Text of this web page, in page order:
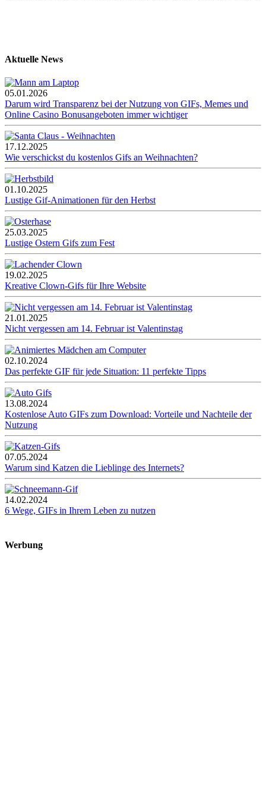
Aktuelle News
05.01.2026
Darum wird Transparenz bei der Nutzung von GIFs, Memes und
Online Casino Bonusangeboten immer wichtiger
17.12.2025
Wie verschickst du kostenlos Gifs an Weihnachten?
01.10.2025
Lustige Gif-Animationen für den Herbst
25.03.2025
Lustige Ostern Gifs zum Fest
19.02.2025
Kreative Clown-Gifs für Ihre Website
21.01.2025
Nicht vergessen am 14. Februar ist Valentinstag
02.10.2024
Das perfekte GIF für jede Situation: 11 perfekte Tipps
13.08.2024
Kostenlose Auto GIFs zum Download: Vorteile und Nachteile der
Nutzung
07.05.2024
Warum sind Katzen die Lieblinge des Internets?
14.02.2024
6 Wege, GIFs in Ihrem Leben zu nutzen
Werbung